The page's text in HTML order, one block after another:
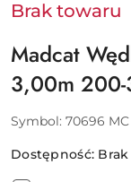
A/S
Brak towaru
Madcat
3,00m
Symbol: 70696 MC
Dostępność: